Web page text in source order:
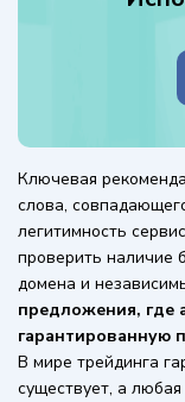
Ключевая
слова,
легитимность
проверить наличие
домена и
предложения, где
гарантированную
В мире трейдинга
существует, а